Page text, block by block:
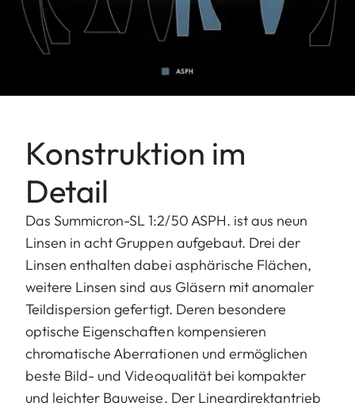
Konstruktion im
Detail
Das Summicron-SL 1:2/50 ASPH. ist aus neun
Linsen in acht Gruppen aufgebaut. Drei der
Linsen enthalten dabei asphärische Flächen,
weitere Linsen sind aus Gläsern mit anomaler
Teildispersion gefertigt. Deren besondere
optische Eigenschaften kompensieren
chromatische Aberrationen und ermöglichen
beste Bild- und Videoqualität bei kompakter
und leichter Bauweise. Der Lineardirektantrieb